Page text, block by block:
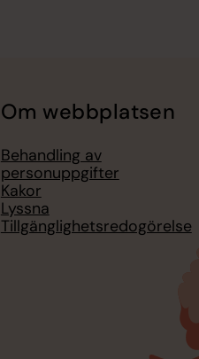
Om webbplatsen
Behandling av
personuppgifter
Kakor
Lyssna
Tillgänglighetsredogörelse